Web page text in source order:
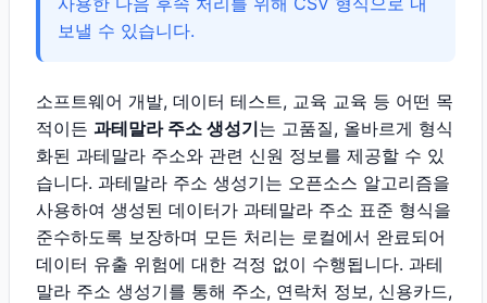
보낼 수 있습니다.
소프트웨어 개발, 데이터 테스트, 교육 교육 등 어떤 목
적이든 과테말라 주소 생성기는 고품질, 올바르게 형식
화된 과테말라 주소와 관련 신원 정보를 제공할 수 있
습니다. 과테말라 주소 생성기는 오픈소스 알고리즘을
사용하여 생성된 데이터가 과테말라 주소 표준 형식을
준수하도록 보장하며 모든 처리는 로컬에서 완료되어
데이터 유출 위험에 대한 걱정 없이 수행됩니다. 과테
말라 주소 생성기를 통해 주소, 연락처 정보, 신용카드,